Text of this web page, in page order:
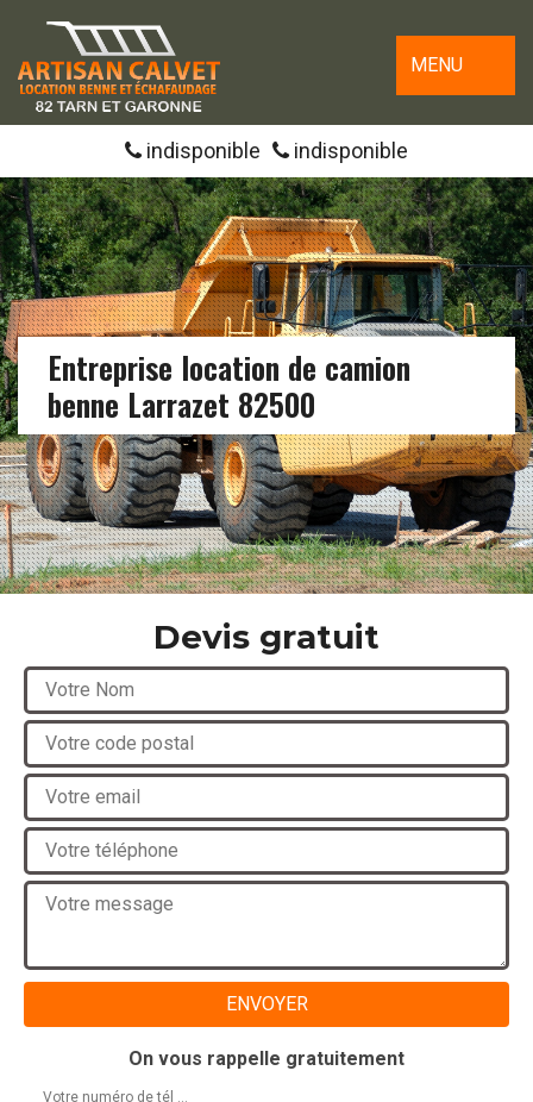
MENU
indisponible indisponible
Entreprise location de camion
benne Larrazet 82500
Devis gratuit
On vous rappelle gratuitement